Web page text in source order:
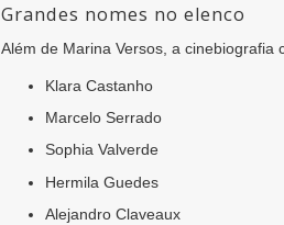
Grandes nomes no elenco
Além de Marina Versos, a
Klara Castanho
Marcelo Serrado
Sophia Valverde
Hermila Guedes
Alejandro Claveaux